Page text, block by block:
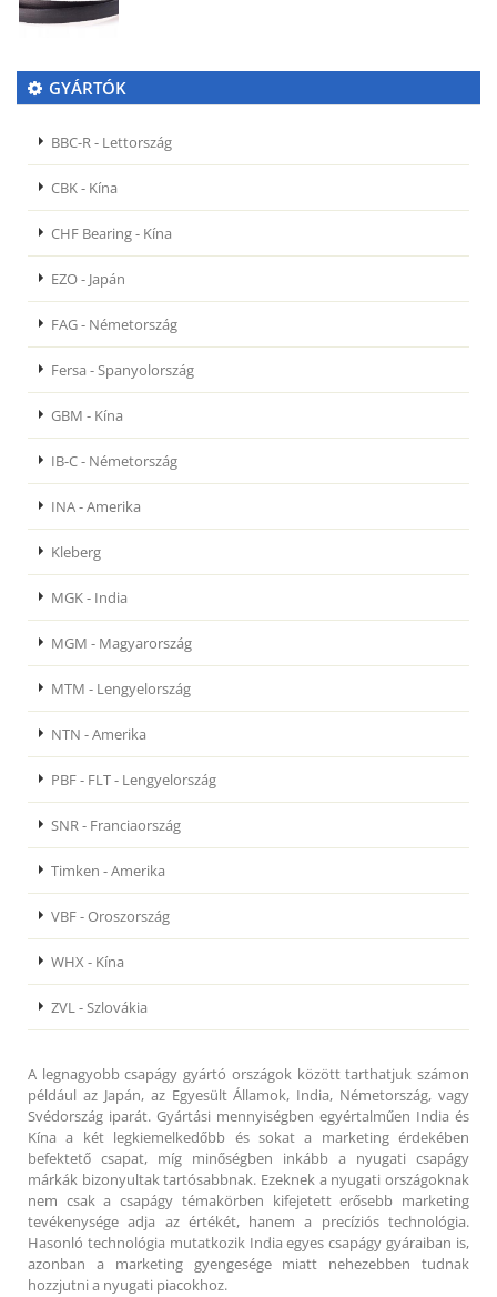
GYÁRTÓK
BBC-R - Lettország
CBK - Kína
CHF Bearing - Kína
EZO - Japán
FAG - Németország
Fersa - Spanyolország
GBM - Kína
IB-C - Németország
INA - Amerika
Kleberg
MGK - India
MGM - Magyarország
MTM - Lengyelország
NTN - Amerika
PBF - FLT - Lengyelország
SNR - Franciaország
Timken - Amerika
VBF - Oroszország
WHX - Kína
ZVL - Szlovákia
A legnagyobb csapágy gyártó országok között tarthatjuk számon
például az Japán, az Egyesült Államok, India, Németország, vagy
Svédország iparát. Gyártási mennyiségben egyértalműen India és
Kína a két legkiemelkedőbb és sokat a marketing érdekében
befektető csapat, míg minőségben inkább a nyugati csapágy
márkák bizonyultak tartósabbnak. Ezeknek a nyugati országoknak
nem csak a csapágy témakörben kifejetett erősebb marketing
tevékenysége adja az értékét, hanem a precíziós technológia.
Hasonló technológia mutatkozik India egyes csapágy gyáraiban is,
azonban a marketing gyengesége miatt nehezebben tudnak
hozzjutni a nyugati piacokhoz.